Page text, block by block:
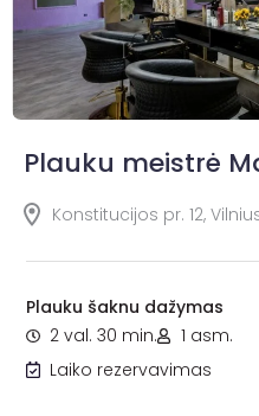
Plauku meistrė
Konstitucijos pr. 12,
Plauku šaknu dažymas
2 val. 30 min.
1 asm.
Laiko rezervavimas